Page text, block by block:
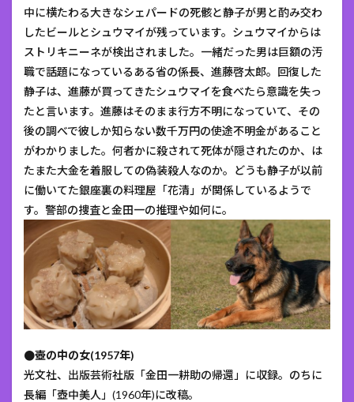
中に横たわる大きなシェパードの死骸と静子が男と酌み交わ
したビールとシュウマイが残っています。シュウマイからは
ストリキニーネが検出されました。一緒だった男は巨額の汚
職で話題になっているある省の係長、進藤啓太郎。回復した
静子は、進藤が買ってきたシュウマイを食べたら意識を失っ
たと言います。進藤はそのまま行方不明になっていて、その
後の調べで彼しか知らない数千万円の使途不明金があること
がわかりました。何者かに殺されて死体が隠されたのか、は
たまた大金を着服しての偽装殺人なのか。どうも静子が以前
に働いてた銀座裏の料理屋「花清」が関係しているようで
す。警部の捜査と金田一の推理や如何に。
●壺の中の女(1957年)
光文社、出版芸術社版「金田一耕助の帰還」に収録。のちに
長編「壺中美人」(1960年)に改稿。